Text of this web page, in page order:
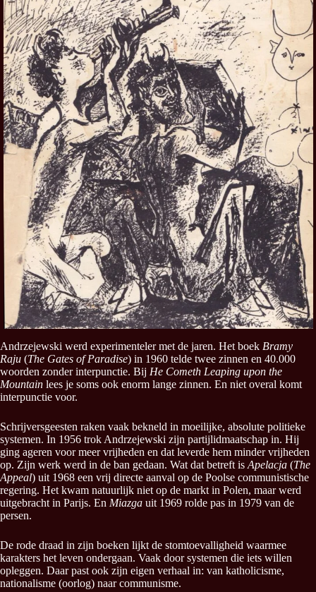
Andrzejewski werd experimenteler met de jaren. Het boek Bramy
Raju (The Gates of Paradise) in 1960 telde twee zinnen en 40.000
woorden zonder interpunctie. Bij He Cometh Leaping upon the
Mountain lees je soms ook enorm lange zinnen. En niet overal komt
interpunctie voor.
Schrijversgeesten raken vaak bekneld in moeilijke, absolute politieke
systemen. In 1956 trok Andrzejewski zijn partijlidmaatschap in. Hij
ging ageren voor meer vrijheden en dat leverde hem minder vrijheden
op. Zijn werk werd in de ban gedaan. Wat dat betreft is Apelacja (The
Appeal) uit 1968 een vrij directe aanval op de Poolse communistische
regering. Het kwam natuurlijk niet op de markt in Polen, maar werd
uitgebracht in Parijs. En Miazga uit 1969 rolde pas in 1979 van de
persen.
De rode draad in zijn boeken lijkt de stomtoevalligheid waarmee
karakters het leven ondergaan. Vaak door systemen die iets willen
opleggen. Daar past ook zijn eigen verhaal in: van katholicisme,
nationalisme (oorlog) naar communisme.